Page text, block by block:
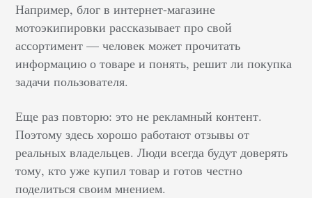
Например, блог в интернет-магазине
мотоэкипировки рассказывает про свой
ассортимент — человек может прочитать
информацию о товаре и понять, решит ли покупка
задачи пользователя.
Еще раз повторю: это не рекламный контент.
Поэтому здесь хорошо работают отзывы от
реальных владельцев. Люди всегда будут доверять
тому, кто уже купил товар и готов честно
поделиться своим мнением.